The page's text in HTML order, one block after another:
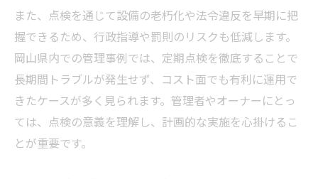
術
家族を守るための給排水衛生設備点検の実
践法
給排水衛生設備点検で快適な衛生環境を維
持
毎日の安心に直結する給排水衛生設備点検
習慣
また、点検を通じて設備の老朽化や法令違反を早期に把
握できるため、行政指導や罰則のリスクも低減します。
岡山県内での管理事例では、定期点検を徹底することで
長期間トラブルが発生せず、コスト面でも有利に運用で
きたケースが多く見られます。管理者やオーナーにとっ
ては、点検の意義を理解し、計画的な実施を心掛けるこ
とが重要です。